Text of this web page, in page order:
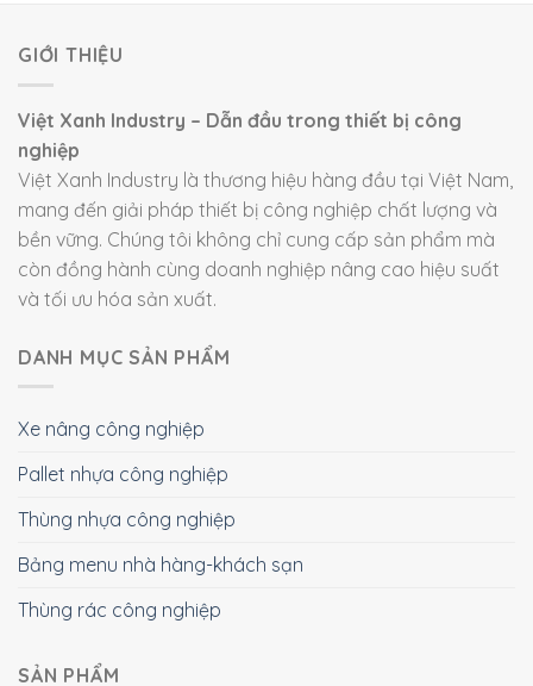
GIỚI THIỆU
Việt Xanh Industry – Dẫn đầu trong thiết bị công
nghiệp
Việt Xanh Industry là thương hiệu hàng đầu tại Việt Nam,
mang đến giải pháp thiết bị công nghiệp chất lượng và
bền vững. Chúng tôi không chỉ cung cấp sản phẩm mà
còn đồng hành cùng doanh nghiệp nâng cao hiệu suất
và tối ưu hóa sản xuất.
DANH MỤC SẢN PHẨM
Xe nâng công nghiệp
Pallet nhựa công nghiệp
Thùng nhựa công nghiệp
Bảng menu nhà hàng-khách sạn
Thùng rác công nghiệp
SẢN PHẨM